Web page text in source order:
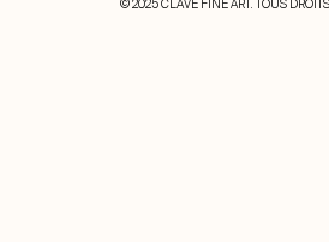
© 2025 CLAVÉ FINE ART. TOUS